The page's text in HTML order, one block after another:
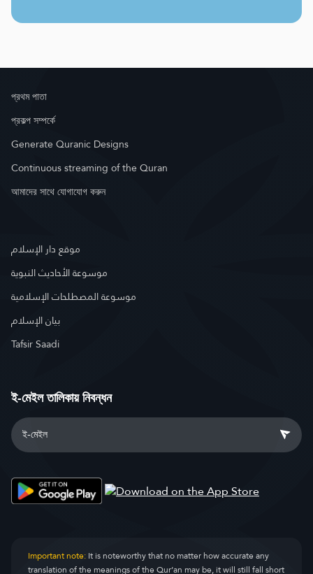
প্রথম পাতা
প্রকল্প সম্পর্কে
Generate Quranic Designs
Continuous streaming of the Quran
আমাদের সাথে যোগাযোগ করুন
موقع دار الإسلام
موسوعة الأحاديث النبوية
موسوعة المصطلحات الإسلامية
بيان الإسلام
Tafsir Saadi
ই-মেইল তালিকায় নিবন্ধন
Important note:It is noteworthy that no matter how accurate any
translation of the meanings of the Qur’an may be, it will still fall short